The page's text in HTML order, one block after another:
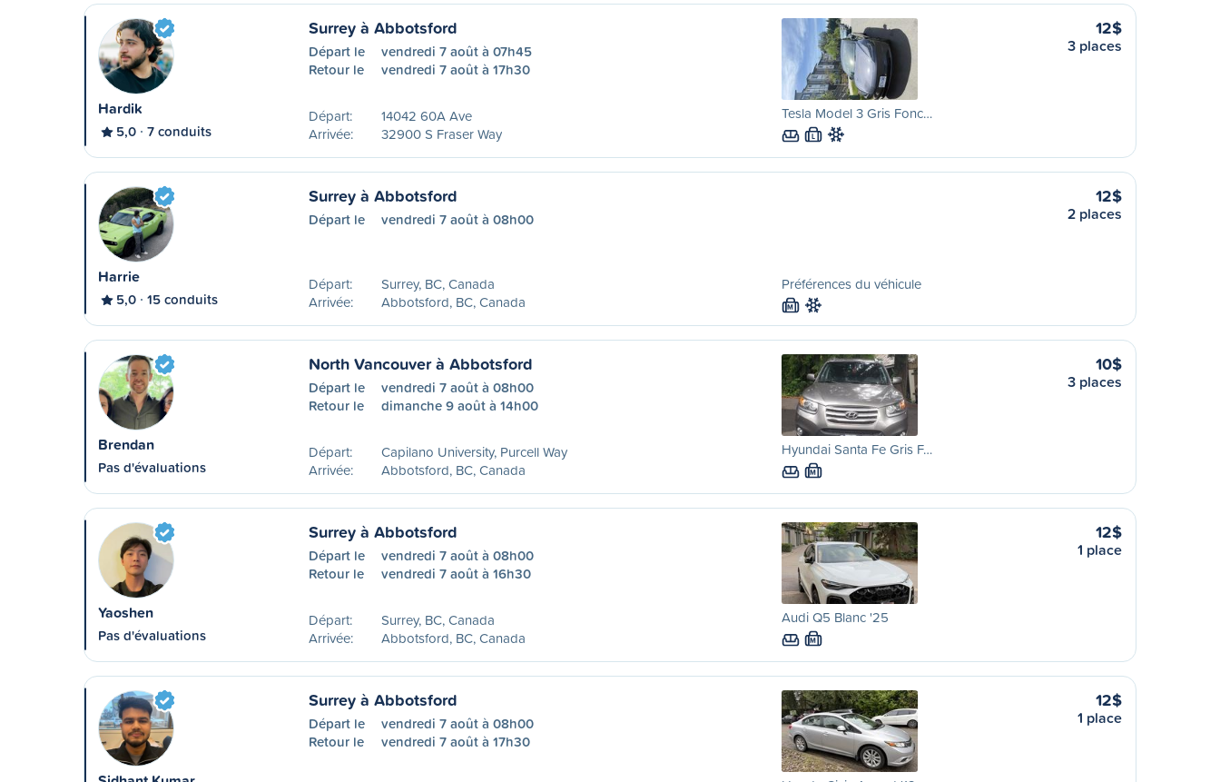
Hardik
5,0 7 conduits
Surrey à Abbotsford
Départ le
vendredi 7 août à 07h45
Retour le
vendredi 7 août à 17h30
Départ:
14042 60A Ave
Arrivée:
32900 S Fraser Way
Tesla Model 3 Gris Fonc…
L
12$
3 places
Harrie
5,0 15 conduits
Surrey à Abbotsford
Départ le vendredi 7 août à 08h00
Départ:
Surrey, BC, Canada
Arrivée:
Abbotsford, BC, Canada
Préférences du véhicule
M
12$
2 places
Brendan
Pas d'évaluations
North Vancouver à Abbotsford
Départ le
vendredi 7 août à 08h00
Retour le
dimanche 9 août à 14h00
Départ:
Capilano University, Purcell Way
Arrivée:
Abbotsford, BC, Canada
Hyundai Santa Fe Gris F…
M
10$
3 places
Yaoshen
Pas d'évaluations
Surrey à Abbotsford
Départ le
vendredi 7 août à 08h00
Retour le
vendredi 7 août à 16h30
Départ:
Surrey, BC, Canada
Arrivée:
Abbotsford, BC, Canada
Audi Q5 Blanc '25
M
12$
1 place
Surrey à Abbotsford
Départ le
vendredi 7 août à 08h00
Retour le
vendredi 7 août à 17h30
12$
1 place